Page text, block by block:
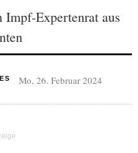
Impf-Expertenrat aus
Mo, 26. Februar 2024